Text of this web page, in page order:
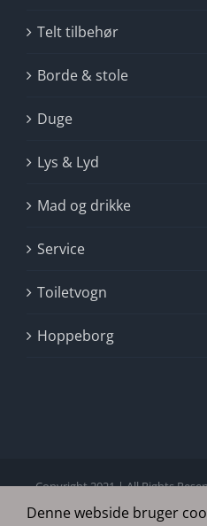
Telt tilbehør
Borde & stole
Duge
Lys & Lyd
Mad og drikke
Service
Toiletvogn
Hoppeborg
Copyright 2021 | All Rights
Denne webside bruger